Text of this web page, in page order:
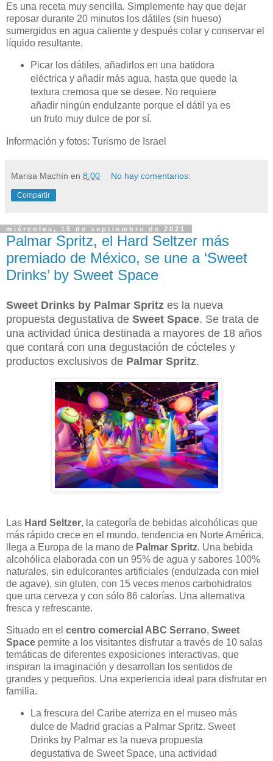
Es una receta muy sencilla. Simplemente hay que dejar
reposar durante 20 minutos los dátiles (sin hueso)
sumergidos en agua caliente y después colar y conservar el
líquido resultante.
Picar los dátiles, añadirlos en una batidora
eléctrica y añadir más agua, hasta que quede la
textura cremosa que se desee. No requiere
añadir ningún endulzante porque el dátil ya es
un fruto muy dulce de por sí.
Información y fotos: Turismo de Israel
Marisa Machín en 8:00 No hay comentarios:
Compartir
miércoles, 15 de septiembre de 2021
Palmar Spritz, el Hard Seltzer más
premiado de México, se une a ‘Sweet
Drinks’ by Sweet Space
Sweet Drinks by Palmar Spritz es la nueva
propuesta degustativa de Sweet Space. Se trata de
una actividad única destinada a mayores de 18 años
que contará con una degustación de cócteles y
productos exclusivos de Palmar Spritz.
Las Hard Seltzer, la categoría de bebidas alcohólicas que
más rápido crece en el mundo, tendencia en Norte América,
llega a Europa de la mano de Palmar Spritz. Una bebida
alcohólica elaborada con un 95% de agua y sabores 100%
naturales, sin edulcorantes artificiales (endulzada con miel
de agave), sin gluten, con 15 veces menos carbohidratos
que una cerveza y con sólo 86 calorías. Una alternativa
fresca y refrescante.
Situado en el centro comercial ABC Serrano, Sweet
Space permite a los visitantes disfrutar a través de 10 salas
temáticas de diferentes exposiciones interactivas, que
inspiran la imaginación y desarrollan los sentidos de
grandes y pequeños. Una experiencia ideal para disfrutar en
familia.
La frescura del Caribe aterriza en el museo más
dulce de Madrid gracias a Palmar Spritz. Sweet
Drinks by Palmar es la nueva propuesta
degustativa de Sweet Space, una actividad